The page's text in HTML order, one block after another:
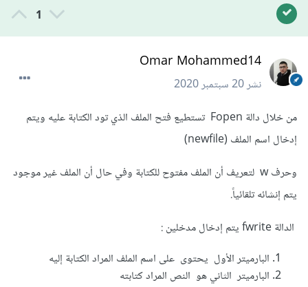
1
Omar Mohammed14
نشر20 سبتمبر 2020
من خلال دالة Fopen تستطيع فتح الملف الذي تود الكتابة عليه ويتم
إدخال اسم الملف (newfile)
وحرف w لتعريف أن الملف مفتوح للكتابة وفي حال أن الملف غير موجود
يتم إنشائه تلقائياً.
الدالة fwrite يتم إدخال مدخلين :
البارميتر الأول يحتوى على اسم الملف المراد الكتابة إليه
البارميتر الثاني هو النص المراد كتابته